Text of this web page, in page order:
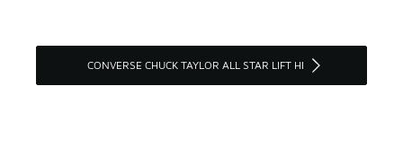
CONVERSE CHUCK TAYLOR ALL STAR LIFT HI